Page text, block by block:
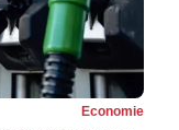
Economie